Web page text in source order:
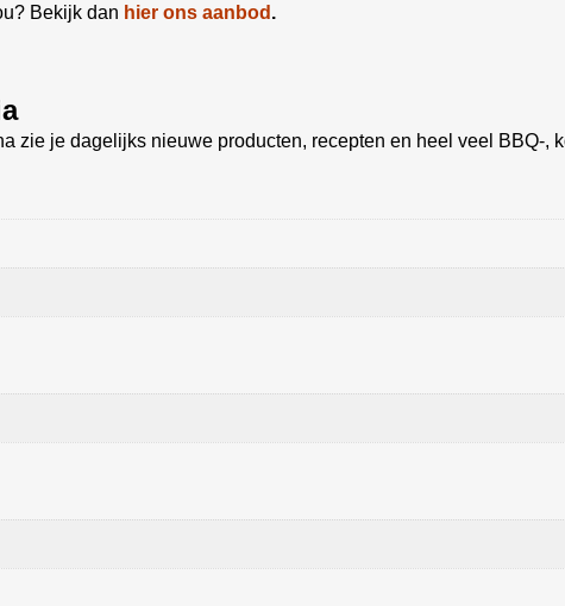
Bekijk dan hier ons aanbod .
zie je dagelijks nieuwe producten, recepten en heel veel BBQ-,